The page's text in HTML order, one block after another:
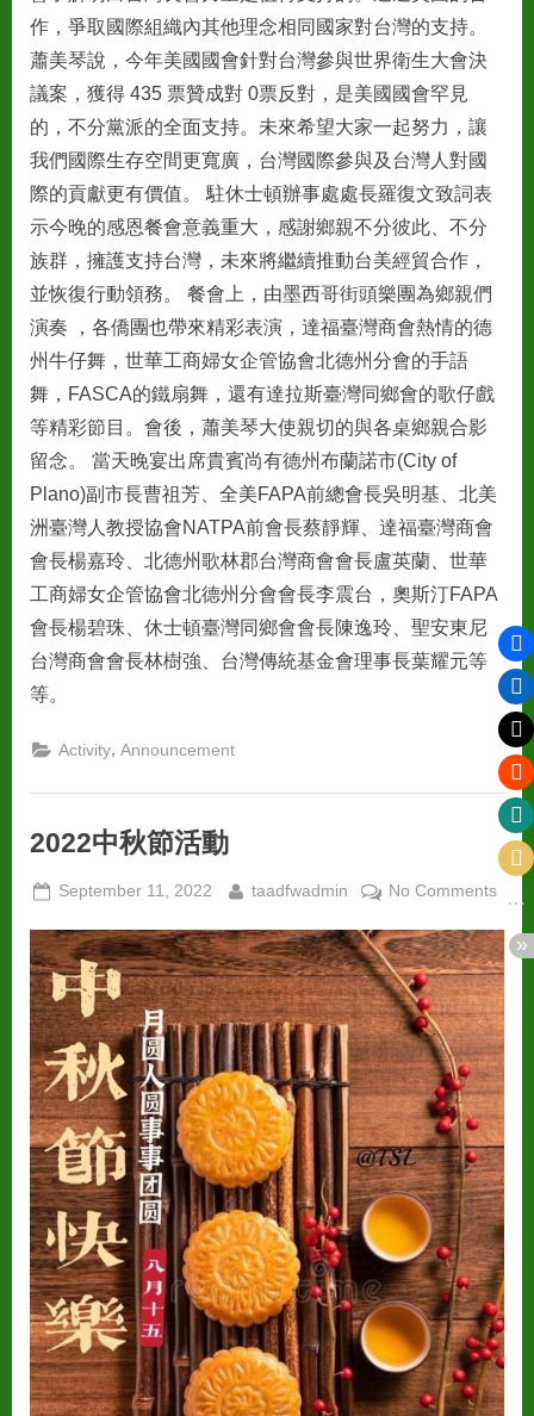
作，爭取國際組織內其他理念相同國家對台灣的支持。
蕭美琴說，今年美國國會針對台灣參與世界衛生大會決
議案，獲得 435 票贊成對 0票反對，是美國國會罕見
的，不分黨派的全面支持。未來希望大家一起努力，讓
我們國際生存空間更寬廣，台灣國際參與及台灣人對國
際的貢獻更有價值。 駐休士頓辦事處處長羅復文致詞表
示今晚的感恩餐會意義重大，感謝鄉親不分彼此、不分
族群，擁護支持台灣，未來將繼續推動台美經貿合作，
並恢復行動領務。 餐會上，由墨西哥街頭樂團為鄉親們
演奏 ，各僑團也帶來精彩表演，達福臺灣商會熱情的德
州牛仔舞，世華工商婦女企管協會北德州分會的手語
舞，FASCA的鐵扇舞，還有達拉斯臺灣同鄉會的歌仔戲
等精彩節目。會後，蕭美琴大使親切的與各桌鄉親合影
留念。 當天晚宴出席貴賓尚有德州布蘭諾市(City of
Plano)副市長曹祖芳、全美FAPA前總會長吳明基、北美
洲臺灣人教授協會NATPA前會長蔡靜輝、達福臺灣商會
會長楊嘉玲、北德州歌林郡台灣商會會長盧英蘭、世華
工商婦女企管協會北德州分會會長李震台，奧斯汀FAPA
會長楊碧珠、休士頓臺灣同鄉會會長陳逸玲、聖安東尼
台灣商會會長林樹強、台灣傳統基金會理事長葉耀元等
等。
Activity Announcement
2022中秋節活動
Posted
September 11, 2022 By
taadfwadmin No Commentson
中
秋
節
活
動